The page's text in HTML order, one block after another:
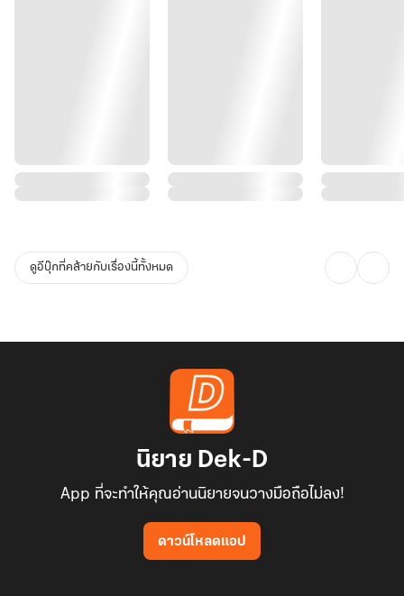
ดูอีบุ๊กที่คล้ายกับเรื่องนี้ทั้งหมด
นิยาย Dek-D
App ที่จะทำให้คุณอ่านนิยายจนวางมือถือไม่ลง!
ดาวน์โหลดแอป